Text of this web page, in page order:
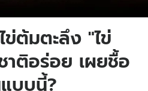
ข่ต้มตะลึง "ไข่
ติอร่อย เผยชื้อ
บบนี้?